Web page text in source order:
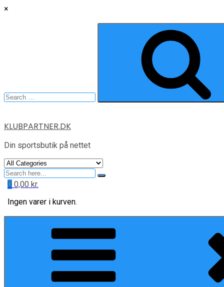
×
Skip
content
KLUBPARTNER.DK
Din sportsbutik på nettet
Search
for
0 0,00 kr.
Ingen varer i kurven.